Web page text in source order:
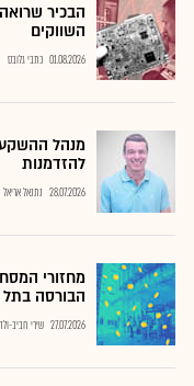
הבכיר
השווקים
01.08.2026 כתבי גלובס
מנהל
להזדמנות
28.07.2026 נתנאל אריאל
מחזורי
הבורסה בתל
27.07.2026 שירי חביב-